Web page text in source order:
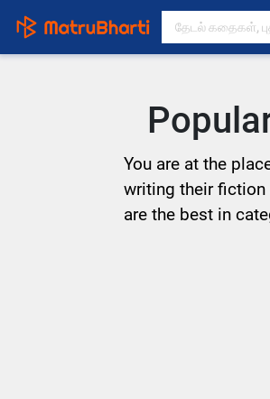
You are at the
writing their fiction
are the best in